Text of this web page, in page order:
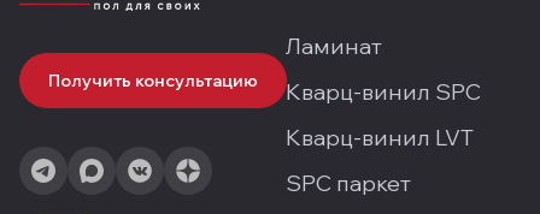
Получить консультацию
Ламинат
Кварц-винил SPC
Кварц-винил LVT
SPC паркет